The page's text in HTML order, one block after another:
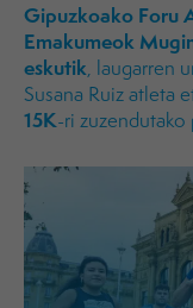
Gipuzkoako Foru
Emakumeok
eskutik, laugarren
Susana Ruiz atleta
15K-ri zuzendutako